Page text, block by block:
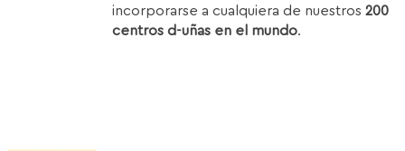
incorporarse a cualquiera de nuestros200
centros d-uñas en el mundo.